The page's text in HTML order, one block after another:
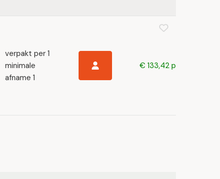
verpakt per 1
minimale
afname 1
€ 133,42 p/s